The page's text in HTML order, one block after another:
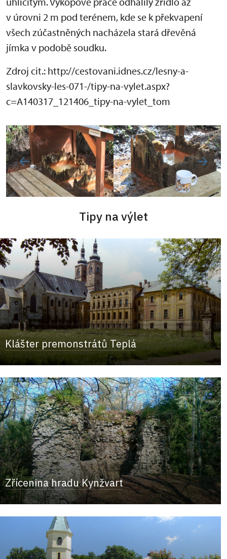
v úrovni 2 m pod terénem, kde se k překvapení
všech zúčastněných nacházela stará dřevěná
jímka v podobě soudku.
Zdroj cit.: http://cestovani.idnes.cz/lesny-a-
slavkovsky-les-071-/tipy-na-vylet.aspx?
c=A140317_121406_tipy-na-vylet_tom
Tipy na výlet
Klášter premonstrátů Teplá
Zřícenina hradu Kynžvart